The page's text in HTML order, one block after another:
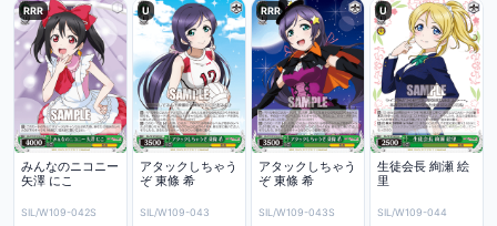
RRR
みんなのニコニー
矢澤 にこ
SIL/W109-042S
U
アタックしちゃう
ぞ 東條 希
SIL/W109-043
RRR
アタックしちゃう
ぞ 東條 希
SIL/W109-043S
U
生徒会長 絢瀬 絵
里
SIL/W109-044